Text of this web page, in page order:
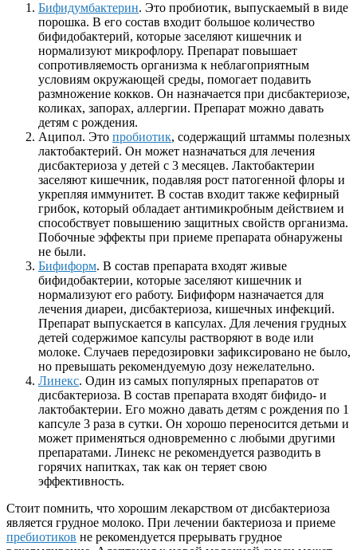
Бифидумбактерин. Это пробиотик, выпускаемый в виде
порошка. В его состав входит большое количество
бифидобактерий, которые заселяют кишечник и
нормализуют микрофлору. Препарат повышает
сопротивляемость организма к неблагоприятным
условиям окружающей среды, помогает подавить
размножение кокков. Он назначается при дисбактериозе,
коликах, запорах, аллергии. Препарат можно давать
детям с рождения.
Аципол. Это пробиотик, содержащий штаммы полезных
лактобактерий. Он может назначаться для лечения
дисбактериоза у детей с 3 месяцев. Лактобактерии
заселяют кишечник, подавляя рост патогенной флоры и
укрепляя иммунитет. В состав входит также кефирный
грибок, который обладает антимикробным действием и
способствует повышению защитных свойств организма.
Побочные эффекты при приеме препарата обнаружены
не были.
Бифиформ. В состав препарата входят живые
бифидобактерии, которые заселяют кишечник и
нормализуют его работу. Бифиформ назначается для
лечения диареи, дисбактериоза, кишечных инфекций.
Препарат выпускается в капсулах. Для лечения грудных
детей содержимое капсулы растворяют в воде или
молоке. Случаев передозировки зафиксировано не было,
но превышать рекомендуемую дозу нежелательно.
Линекс. Один из самых популярных препаратов от
дисбактериоза. В состав препарата входят бифидо- и
лактобактерии. Его можно давать детям с рождения по 1
капсуле 3 раза в сутки. Он хорошо переносится детьми и
может применяться одновременно с любыми другими
препаратами. Линекс не рекомендуется разводить в
горячих напитках, так как он теряет свою
эффективность.
Стоит помнить, что хорошим лекарством от дисбактериоза
является грудное молоко. При лечении бактериоза и приеме
пребиотиков не рекомендуется прерывать грудное